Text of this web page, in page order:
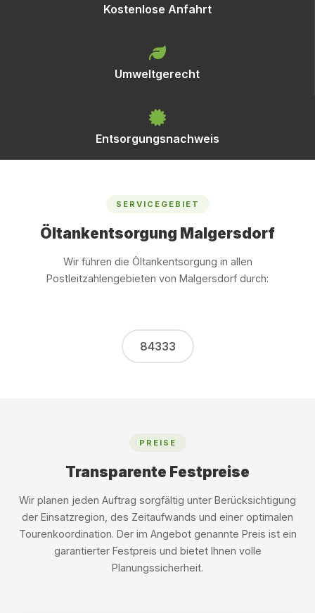
Kostenlose Anfahrt
Umweltgerecht
Entsorgungsnachweis
SERVICEGEBIET
Öltankentsorgung Malgersdorf
Wir führen die Öltankentsorgung in allen
Postleitzahlengebieten von Malgersdorf durch:
84333
PREISE
Transparente Festpreise
Wir planen jeden Auftrag sorgfältig unter Berücksichtigung
der Einsatzregion, des Zeitaufwands und einer optimalen
Tourenkoordination. Der im Angebot genannte Preis ist ein
garantierter Festpreis und bietet Ihnen volle
Planungssicherheit.